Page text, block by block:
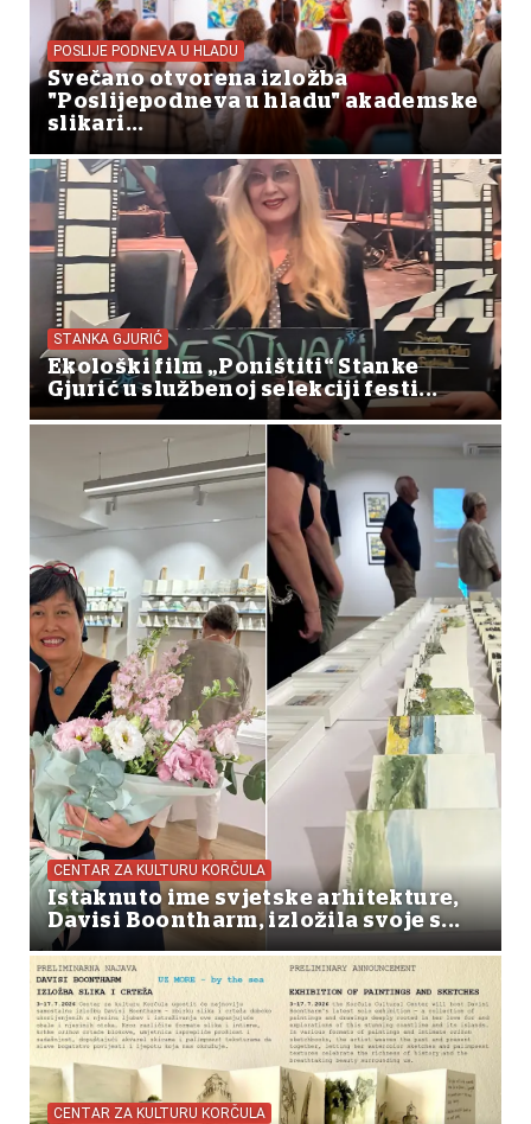
POSLIJE PODNEVA U HLADU
Svečano otvorena izložba
"Poslijepodneva u hladu" akademske
slikari...
STANKA GJURIĆ
Ekološki film „Poništiti“ Stanke
Gjurić u službenoj selekciji festi...
CENTAR ZA KULTURU KORČULA
Istaknuto ime svjetske arhitekture,
Davisi Boontharm, izložila svoje s...
CENTAR ZA KULTURU KORČULA